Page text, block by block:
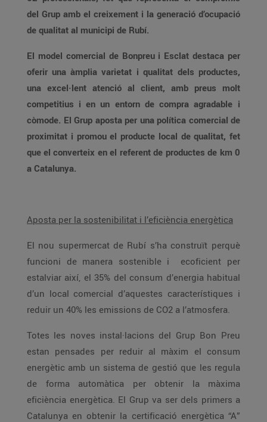
del Grup amb el creixement i la generació d’ocupació
de qualitat al municipi de Rubí.
El model comercial de Bonpreu i Esclat destaca per
oferir una àmplia varietat i qualitat dels productes,
una excel·lent atenció al client, amb preus molt
competitius i en un entorn de compra agradable i
còmode. El Grup aposta per una política comercial de
proximitat i promou el producte local de qualitat, fet
que el converteix en el referent de productes de km 0
a Catalunya.
Aposta per la sostenibilitat i l’eficiència energètica
El nou supermercat de Rubí s’ha construït perquè
funcioni de manera sostenible i ecoficient per
estalviar així, el 35% del consum d’energia habitual
d’un local comercial d’aquestes característiques i
reduir un 40% les emissions de CO2 a l’atmosfera.
Totes les noves instal·lacions del Grup Bon Preu
estan pensades per reduir al màxim el consum
energètic amb un sistema de gestió que les regula
de forma automàtica per obtenir la màxima
eficiència energètica. El Grup va ser dels primers a
Catalunya en obtenir la certificació energètica “A”